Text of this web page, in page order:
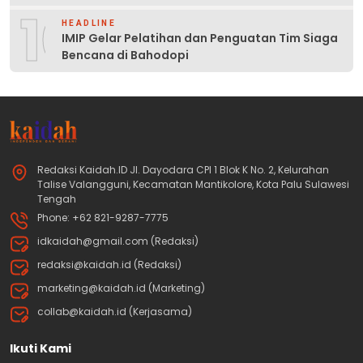
10HEADLINE
IMIP Gelar Pelatihan dan Penguatan Tim Siaga
Bencana di Bahodopi
Redaksi Kaidah.ID Jl. Dayodara CPI 1 Blok K No. 2, Kelurahan
Talise Valangguni, Kecamatan Mantikolore, Kota Palu Sulawesi
Tengah
Phone: +62 821-9287-7775
idkaidah@gmail.com (Redaksi)
redaksi@kaidah.id (Redaksi)
marketing@kaidah.id (Marketing)
collab@kaidah.id (Kerjasama)
Ikuti Kami